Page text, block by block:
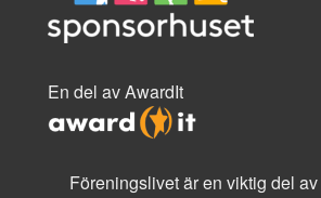
En del av AwardIt
Föreningslivet är en viktig del